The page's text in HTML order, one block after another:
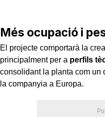
Més ocupació i
El projecte comportarà la
principalment per a perfils
consolidant la planta com un
la companyia a Europa.